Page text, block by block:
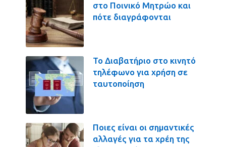
στο Ποινικό Μητρώο και
πότε διαγράφονται
Το Διαβατήριο στο κινητό
τηλέφωνο για χρήση σε
ταυτοποίηση
Ποιες είναι οι σημαντικές
αλλαγές για τα χρέη της